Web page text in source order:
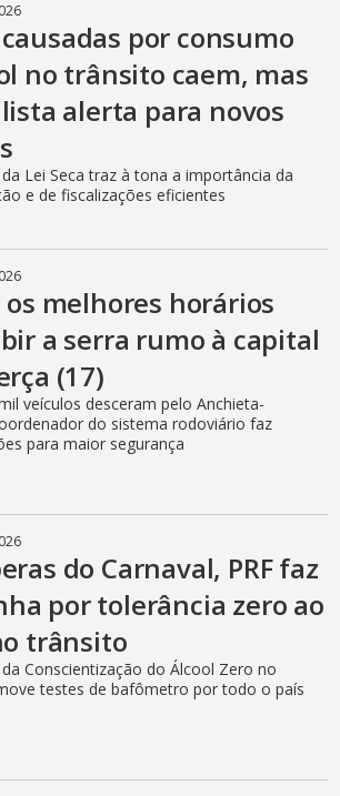
por consumo
no trânsito caem, mas
alerta para novos
Lei Seca traz à tona a importância da
e de fiscalizações eficientes
os melhores horários
a serra rumo à capital
(17)
veículos desceram pelo Anchieta-
do sistema rodoviário faz
para maior segurança
do Carnaval, PRF faz
por tolerância zero ao
trânsito
Conscientização do Álcool Zero no
testes de bafômetro por todo o país